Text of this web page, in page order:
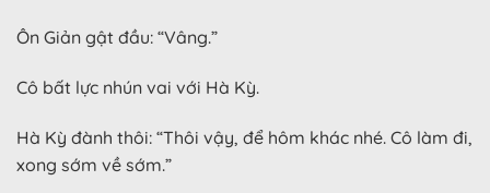
Ôn Giản gật đầu: “Vâng.”
Cô bất lực nhún vai với Hà Kỳ.
Hà Kỳ đành thôi: “Thôi vậy, để hôm khác nhé. Cô làm đi,
xong sớm về sớm.”